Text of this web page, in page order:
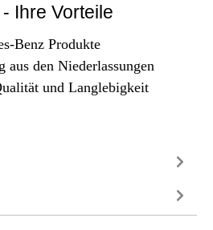
Ihre Vorteile
Benz Produkte
den Niederlassungen
und Langlebigkeit